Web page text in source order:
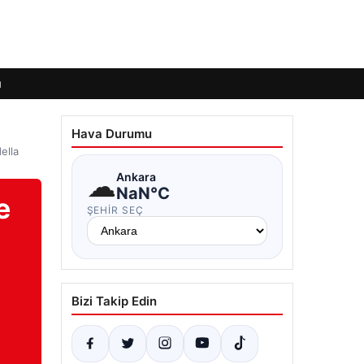
Hava Durumu
☁Ankara
NaN°C
ŞEHIR SEÇ
Bizi Takip Edin